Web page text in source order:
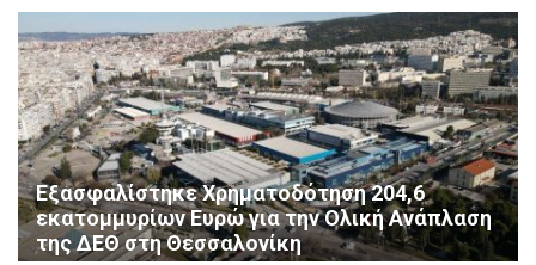
Εξασφαλίστηκε Χρηματοδότηση 204,6
εκατομμυρίων Ευρώ για την Ολική Ανάπλαση
της ΔΕΘ στη Θεσσαλονίκη